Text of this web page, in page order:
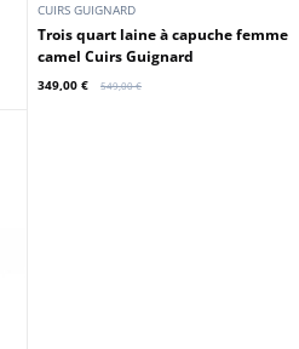
CUIRS GUIGNARD
Trois quart laine à capuche femme
camel Cuirs Guignard
349,00 € 549,00 €